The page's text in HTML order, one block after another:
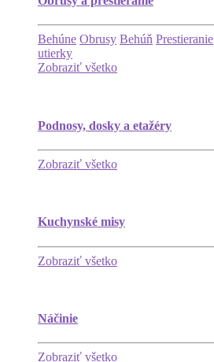
Behúne Obrusy Behúň Prestieranie
utierky
Zobraziť všetko
Podnosy, dosky a etažéry
Zobraziť všetko
Kuchynské misy
Zobraziť všetko
Náčinie
Zobraziť všetko